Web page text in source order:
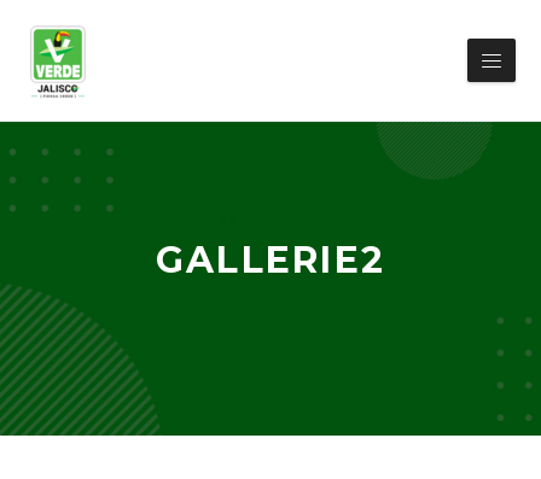
GALLERIE2